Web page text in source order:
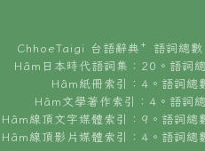
ChhoeTaigi 台語辭典⁺ 語詞總
Hâm日本時代語詞集：20。語詞
Hâm紙冊索引：4。語詞
Hâm文學著作索引：4。語詞
Hâm線頂文字媒體索引：9。語詞總
Hâm線頂影片媒體索引：4。語詞總